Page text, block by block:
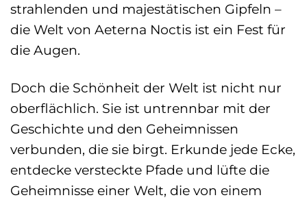
strahlenden und majestätischen Gipfeln –
die Welt von Aeterna Noctis ist ein Fest für
die Augen.
Doch die Schönheit der Welt ist nicht nur
oberflächlich. Sie ist untrennbar mit der
Geschichte und den Geheimnissen
verbunden, die sie birgt. Erkunde jede Ecke,
entdecke versteckte Pfade und lüfte die
Geheimnisse einer Welt, die von einem